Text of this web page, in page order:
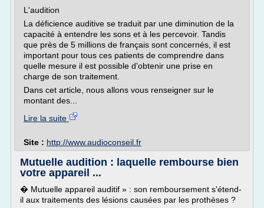
L'audition
La déficience auditive se traduit par une diminution de la
capacité à entendre les sons et à les percevoir. Tandis
que près de 5 millions de français sont concernés, il est
important pour tous ces patients de comprendre dans
quelle mesure il est possible d'obtenir une prise en
charge de son traitement.
Dans cet article, nous allons vous renseigner sur le
montant des...
Lire la suite
Site : http://www.audioconseil.fr
Mutuelle audition : laquelle rembourse bien
votre appareil ...
� Mutuelle appareil auditif » : son remboursement s'étend-
il aux traitements des lésions causées par les prothèses ?